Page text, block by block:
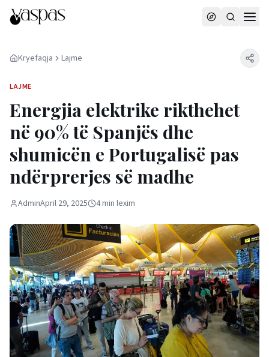
Kryefaqja Lajme
LAJME
Energjia elektrike rikthehet
në 90% të Spanjës dhe
shumicën e Portugalisë pas
ndërprerjes së madhe
AdminApril 29, 2025 4min lexim